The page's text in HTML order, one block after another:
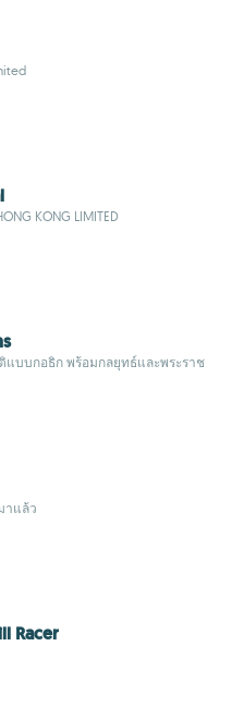
KONG LIMITED
แบบกอธิก พร้อมกลยุทธ์และพระราช
าแล้ว
Racer